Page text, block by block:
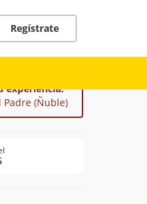
Regístrate
experiencia!
Padre (Ñuble)